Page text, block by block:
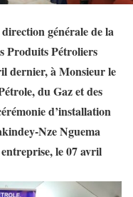
générale de la
Produits Pétroliers
dernier, à Monsieur le
du Gaz et des
d’installation
Nze Nguema
le 07 avril